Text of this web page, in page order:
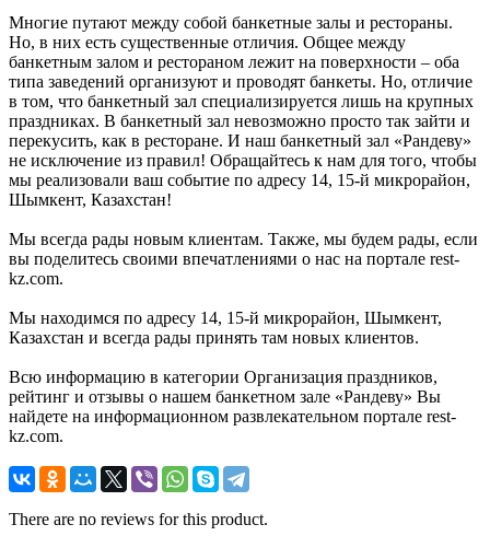
Многие путают между собой банкетные залы и рестораны.
Но, в них есть существенные отличия. Общее между
банкетным залом и рестораном лежит на поверхности – оба
типа заведений организуют и проводят банкеты. Но, отличие
в том, что банкетный зал специализируется лишь на крупных
праздниках. В банкетный зал невозможно просто так зайти и
перекусить, как в ресторане. И наш банкетный зал «Рандеву»
не исключение из правил! Обращайтесь к нам для того, чтобы
мы реализовали ваш событие по адресу 14, 15-й микрорайон,
Шымкент, Казахстан!
Мы всегда рады новым клиентам. Также, мы будем рады, если
вы поделитесь своими впечатлениями о нас на портале rest-
kz.com.
Мы находимся по адресу 14, 15-й микрорайон, Шымкент,
Казахстан и всегда рады принять там новых клиентов.
Всю информацию в категории Организация праздников,
рейтинг и отзывы о нашем банкетном зале «Рандеву» Вы
найдете на информационном развлекательном портале rest-
kz.com.
There are no reviews for this product.